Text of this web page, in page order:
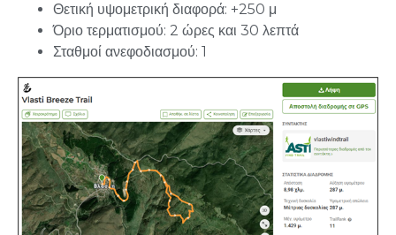
Θετική υψομετρική διαφορά: +250 μ
Όριο τερματισμού: 2 ώρες και 30 λεπτά
Σταθμοί ανεφοδιασμού: 1